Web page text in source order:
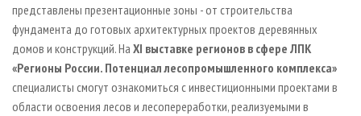
представлены презентационные зоны - от строительства
фундамента до готовых архитектурных проектов деревянных
домов и конструкций. На XI выставке регионов в сфере ЛПК
«Регионы России. Потенциал лесопромышленного комплекса»
специалисты смогут ознакомиться с инвестиционными проектами в
области освоения лесов и лесопереработки, реализуемыми в